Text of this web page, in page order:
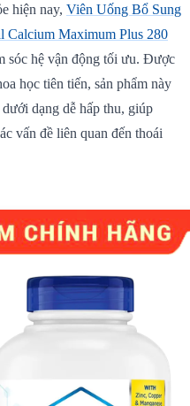
hiện nay, Viên Uống Bổ Sung
Maximum Plus 280
sóc hệ vận động tối ưu. Được
học tiên tiến, sản phẩm này
dạng dễ hấp thu, giúp
vấn đề liên quan đến thoái